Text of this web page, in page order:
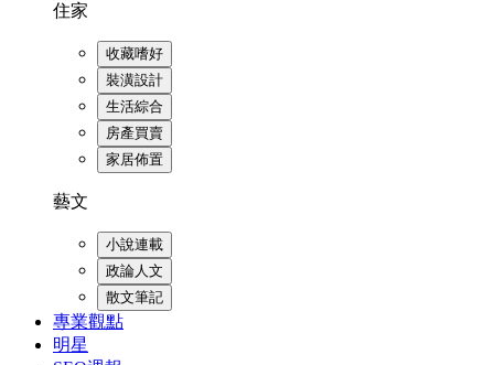
住家
收藏嗜好
裝潢設計
生活綜合
房產買賣
家居佈置
藝文
小說連載
政論人文
散文筆記
專業觀點
明星